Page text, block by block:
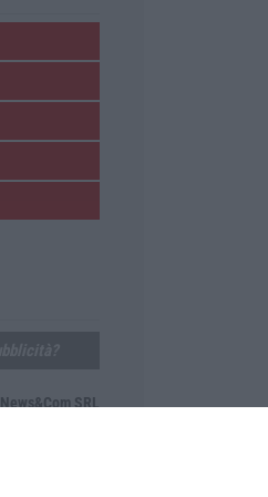
News&Com SRL